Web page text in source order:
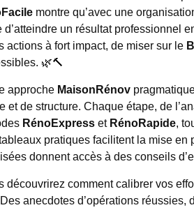
montre qu’avec une
un résultat professionnel
actions à fort impact, de miser sur le
🌿🔨
approche MaisonRénov
et de structure. Chaque étape, de
RénoExpress et RénoRapide,
pratiques facilitent la mise
donnent accès à des conseils
découvrirez comment calibrer vos
anecdotes d’opérations